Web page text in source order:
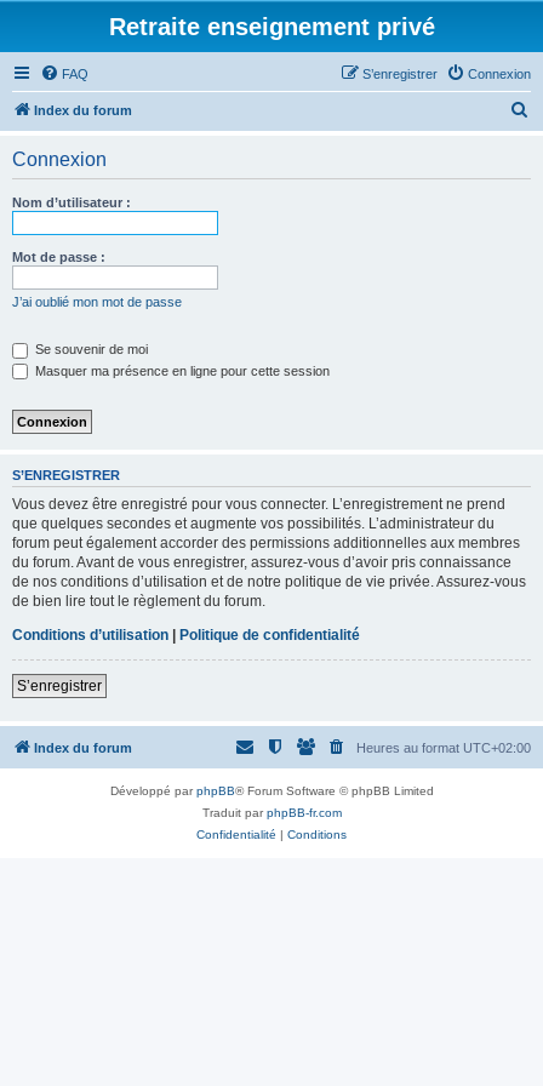
Retraite enseignement privé
FAQ Connexion
S’enregistrer
Index du forum
Connexion
Nom d’utilisateur :
Mot de passe :
J’ai oublié mon mot de passe
Se souvenir de moi
Masquer ma présence en ligne pour cette session
S’ENREGISTRER
Vous devez être enregistré pour vous connecter. L’enregistrement ne prend
que quelques secondes et augmente vos possibilités. L’administrateur du
forum peut également accorder des permissions additionnelles aux membres
du forum. Avant de vous enregistrer, assurez-vous d’avoir pris connaissance
de nos conditions d’utilisation et de notre politique de vie privée. Assurez-vous
de bien lire tout le règlement du forum.
Conditions d’utilisation | Politique de confidentialité
S’enregistrer
Index du forum Heures au format UTC+02:00
Développé parphpBB® Forum Software © phpBB Limited
Traduit parphpBB-fr.com
Confidentialité | Conditions